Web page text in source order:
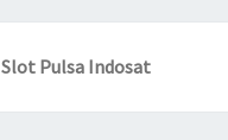
Slot Pulsa Indosat